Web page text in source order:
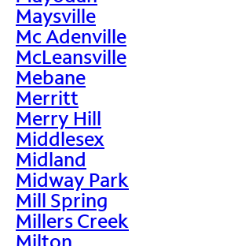
Maysville
Mc Adenville
McLeansville
Mebane
Merritt
Merry Hill
Middlesex
Midland
Midway Park
Mill Spring
Millers Creek
Milton